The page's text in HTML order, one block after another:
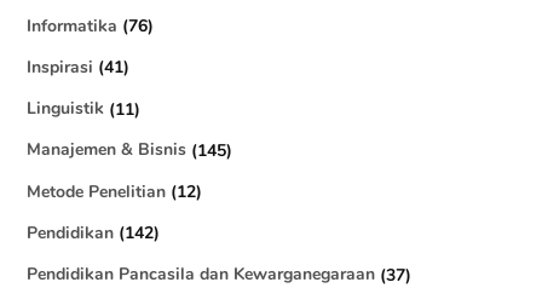
Informatika (76)
Inspirasi (41)
Linguistik (11)
Manajemen & Bisnis (145)
Metode Penelitian (12)
Pendidikan (142)
Pendidikan Pancasila dan Kewarganegaraan (37)